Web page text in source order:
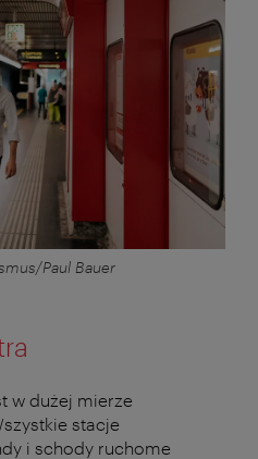
Paul Bauer
w dużej mierze
stacje
i schody ruchome